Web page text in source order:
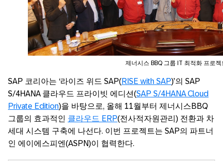
제너시스 BBQ 그룹 IT 최적화 프로
SAP 코리아는 ‘라이즈 위드 SAP(RISE with SAP)’의 SAP
S/4HANA 클라우드 프라이빗 에디션(SAP S/4HANA Cloud
Private Edition)을 바탕으로, 올해 11월부터 제너시스BBQ
그룹의 효과적인 클라우드 ERP(전사적자원관리) 전환과 차
세대 시스템 구축에 나선다. 이번 프로젝트는 SAP의 파트너
인 에이에스피엔(ASPN)이 협력한다.